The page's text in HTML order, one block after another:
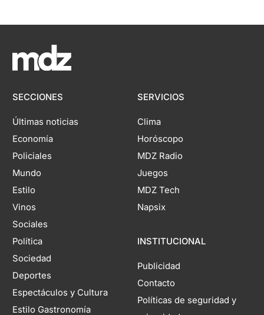
SECCIONES
Últimas noticias
Economía
Policiales
Mundo
Estilo
Vinos
Sociales
Política
Sociedad
Deportes
Espectáculos y Cultura
Estilo Gastronomía
SERVICIOS
Clima
Horóscopo
MDZ Radio
Juegos
MDZ Tech
Napsix
INSTITUCIONAL
Publicidad
Contacto
Políticas de seguridad y